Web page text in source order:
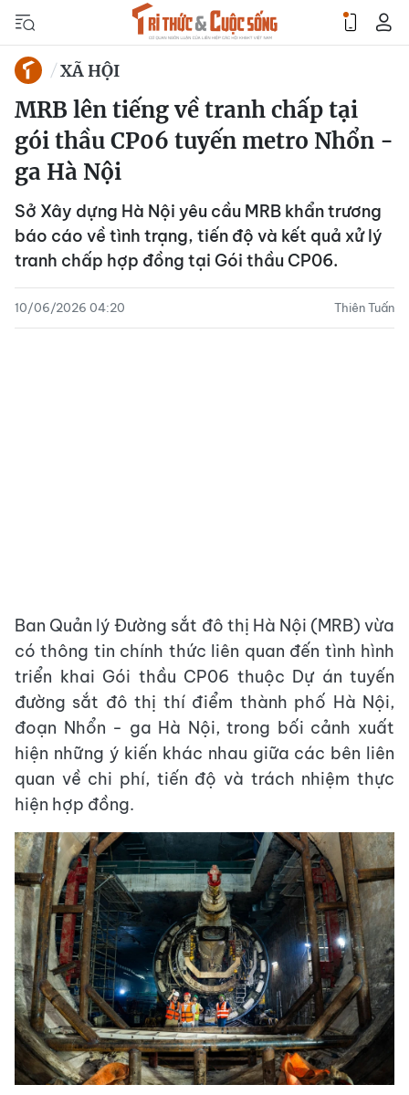
XÃ HỘI
MRB lên tiếng về tranh chấp tại
gói thầu CP06 tuyến metro Nhổn -
ga Hà Nội
Sở Xây dựng Hà Nội yêu cầu MRB khẩn trương
báo cáo về tình trạng, tiến độ và kết quả xử lý
tranh chấp hợp đồng tại Gói thầu CP06.
10/06/2026 04:20 Thiên Tuấn
Ban Quản lý Đường sắt đô thị Hà Nội (MRB) vừa
có thông tin chính thức liên quan đến tình hình
triển khai Gói thầu CP06 thuộc Dự án tuyến
đường sắt đô thị thí điểm thành phố Hà Nội,
đoạn Nhổn - ga Hà Nội, trong bối cảnh xuất
hiện những ý kiến khác nhau giữa các bên liên
quan về chi phí, tiến độ và trách nhiệm thực
hiện hợp đồng.